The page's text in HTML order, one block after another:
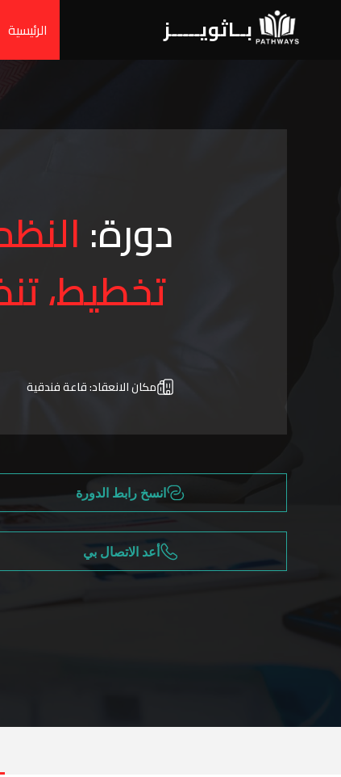
بــاثويـــــز الرئيسية
دورة:
تخطيط،
مكان الانعقاد:قاعة فندقية
انسخ رابط الدورة
أعد الاتصال بي